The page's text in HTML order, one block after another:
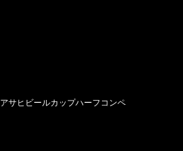
アサヒビールカップハーフコンペ